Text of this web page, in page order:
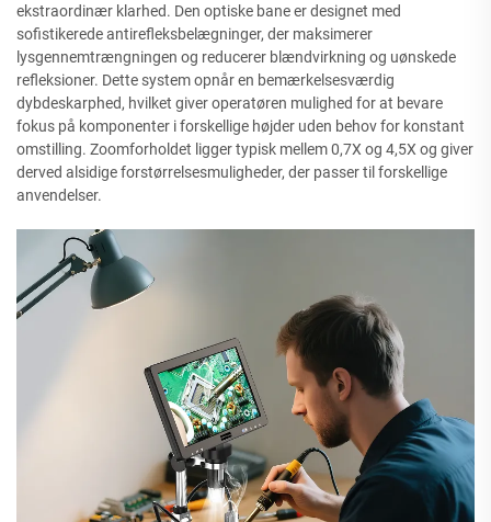
ekstraordinær klarhed. Den optiske bane er designet med
sofistikerede antirefleksbelægninger, der maksimerer
lysgennemtrængningen og reducerer blændvirkning og uønskede
refleksioner. Dette system opnår en bemærkelsesværdig
dybdeskarphed, hvilket giver operatøren mulighed for at bevare
fokus på komponenter i forskellige højder uden behov for konstant
omstilling. Zoomforholdet ligger typisk mellem 0,7X og 4,5X og giver
derved alsidige forstørrelsesmuligheder, der passer til forskellige
anvendelser.